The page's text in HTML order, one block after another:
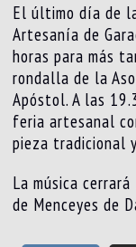
El último día de
Artesanía de
horas para más
rondalla de la
Apóstol. A las
feria artesanal
pieza tradicional
La música
de Menceyes de